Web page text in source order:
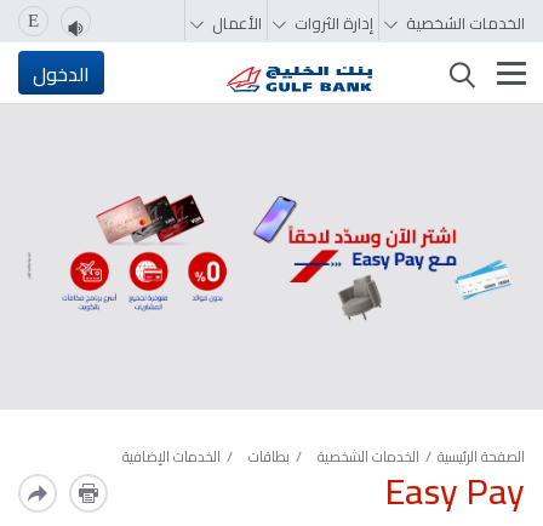
الخدمات الشخصية إدارة الثروات الأعمال E
تغيير التصفّح الدخول
الصفحة الرئيسية الخدمات الشخصية بطاقات الخدمات الإضافية
Easy Pay